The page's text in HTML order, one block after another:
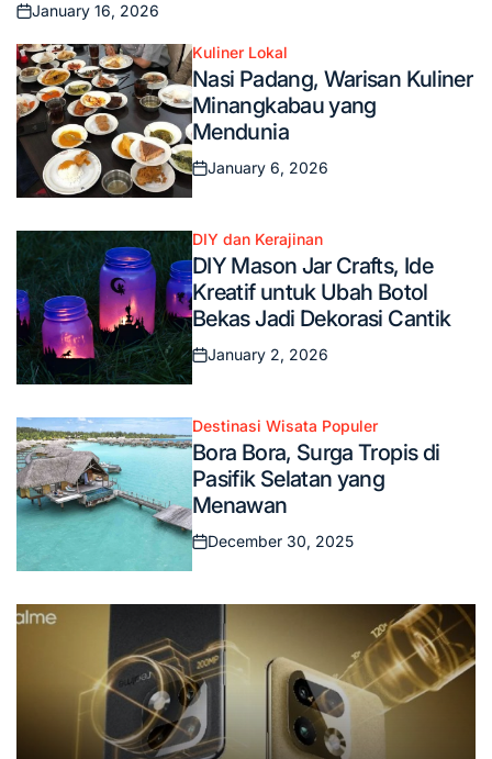
Posted
on
January 16, 2026
Posted
in
Kuliner Lokal
Nasi Padang, Warisan Kuliner
Minangkabau yang
Mendunia
Posted
on
January 6, 2026
Posted
in
DIY dan Kerajinan
DIY Mason Jar Crafts, Ide
Kreatif untuk Ubah Botol
Bekas Jadi Dekorasi Cantik
Posted
on
January 2, 2026
Posted
in
Destinasi Wisata Populer
Bora Bora, Surga Tropis di
Pasifik Selatan yang
Menawan
Posted
on
December 30, 2025